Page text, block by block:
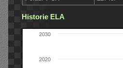
Historie ELA
2020
2030